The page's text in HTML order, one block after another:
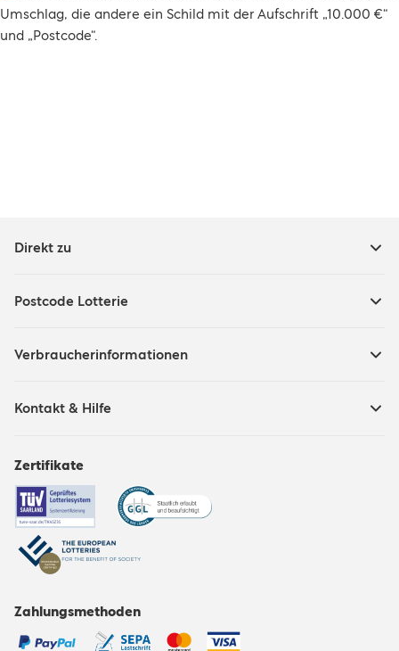
Direkt zu
Postcode Lotterie
Verbraucherinformationen
Kontakt & Hilfe
Zertifikate
Zahlungsmethoden